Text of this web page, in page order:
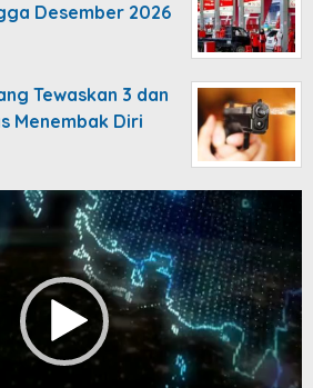
Desember 2026
Tewaskan 3 dan
Menembak Diri